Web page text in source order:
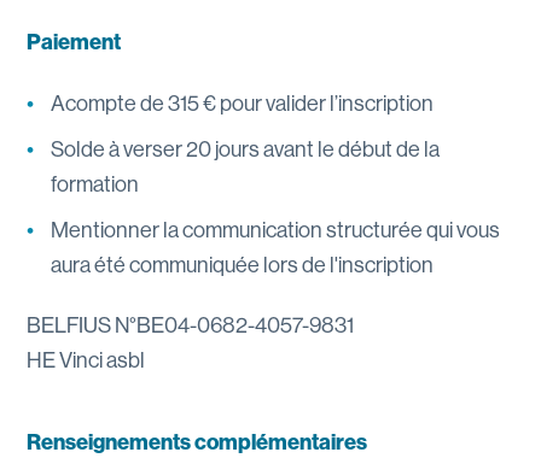
Paiement
Acompte de 315 € pour valider l’inscription
Solde à verser 20 jours avant le début de la
formation
Mentionner la communication structurée qui vous
aura été communiquée lors de l'inscription
BELFIUS N°BE04-0682-4057-9831
HE Vinci asbl
Renseignements complémentaires